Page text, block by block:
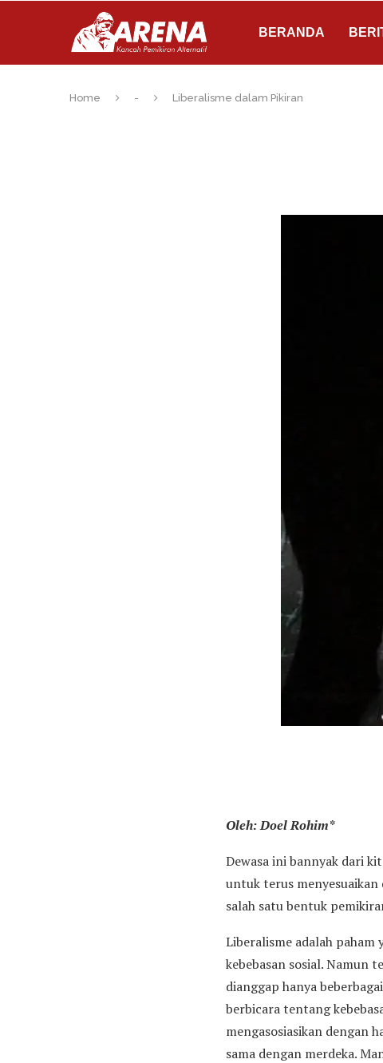
BERANDA
Home - Liberalisme dalam Pikiran
Oleh: Doel Rohim*
Dewasa ini bannyak dari
untuk terus menyesuaikan
salah satu bentuk
Liberalisme adalah paham
kebebasan sosial. Namun
dianggap hanya
berbicara tentang
mengasosiasikan dengan
sama dengan merdeka.